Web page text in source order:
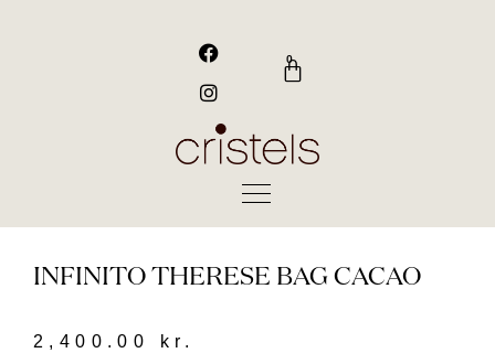
F
a
c
e
b
o
I
n
s
t
a
g
0
Kurv
INFINITO THERESE BAG CACAO
2,400.00 kr.